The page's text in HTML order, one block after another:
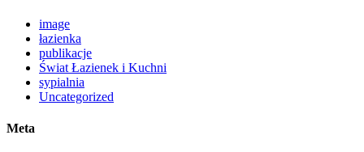
image
łazienka
publikacje
Świat Łazienek i Kuchni
sypialnia
Uncategorized
Meta